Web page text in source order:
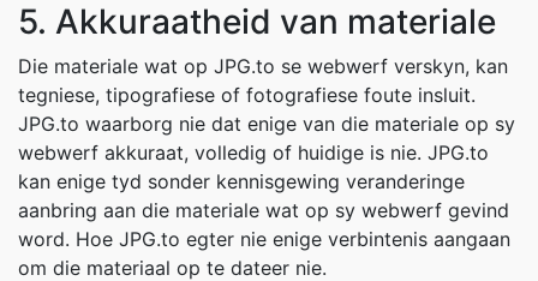
5. Akkuraatheid van materiale
Die materiale wat op JPG.to se webwerf verskyn, kan
tegniese, tipografiese of fotografiese foute insluit.
JPG.to waarborg nie dat enige van die materiale op sy
webwerf akkuraat, volledig of huidige is nie. JPG.to
kan enige tyd sonder kennisgewing veranderinge
aanbring aan die materiale wat op sy webwerf gevind
word. Hoe JPG.to egter nie enige verbintenis aangaan
om die materiaal op te dateer nie.